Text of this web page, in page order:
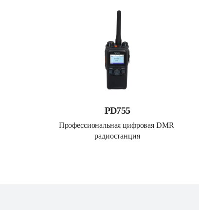
PD755
Профессиональная цифровая DMR
радиостанция